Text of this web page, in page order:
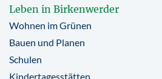
Leben in Birkenwerder
Wohnen im Grünen
Bauen und Planen
Schulen
Kindertagesstätten